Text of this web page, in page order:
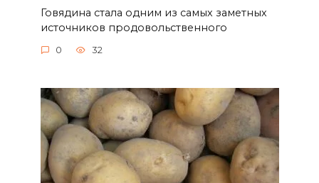
Говядина стала одним из самых заметных
источников продовольственного
0 32